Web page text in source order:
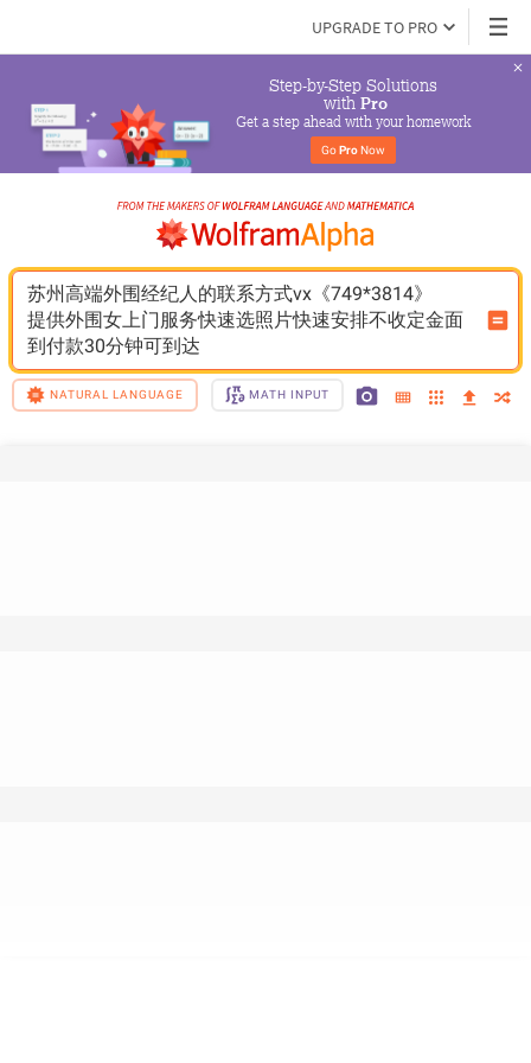
UPGRADE TO PRO
Step-by-Step Solutions
with Pro
Get a step ahead with your homework
Go Pro Now
苏州高端外围经纪人的联系方式vx《749*3814》
提供外围女上门服务快速选照片快速安排不收定金面
到付款30分钟可到达
NATURAL LANGUAGE MATH INPUT